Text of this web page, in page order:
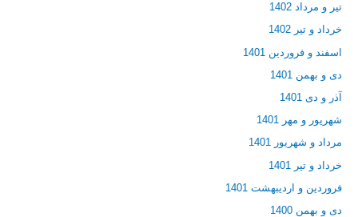
تیر و مرداد 1402
خرداد و تیر 1402
اسفند و فروردین 1401
دی و بهمن 1401
آذر و دی 1401
شهریور و مهر 1401
مرداد و شهریور 1401
خرداد و تیر 1401
فروردین و اردیبهشت 1401
دی و بهمن 1400